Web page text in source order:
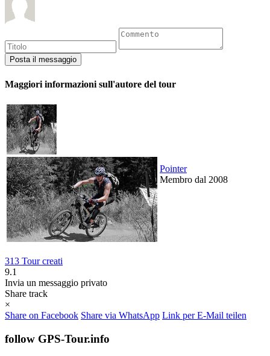
Maggiori informazioni sull'autore del tour
Pointer
Membro dal 2008
313 Tour creati
9.1
Invia un messaggio privato
Share track
×
Share on Facebook Share via WhatsApp Link per E-Mail teilen
follow GPS-Tour.info